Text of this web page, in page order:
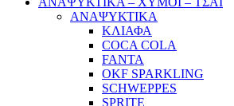
ΑΝΑΨΥΚΤΙΚΑ
ΚΛΙΑΦΑ
COCA COLA
FANTA
OKF SPARKLING
SCHWEPPES
SPRITE